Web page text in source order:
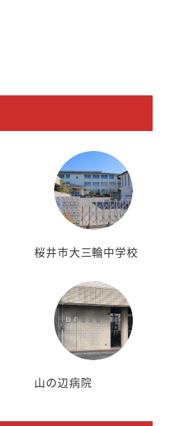
桜井市大三輪中学校
山の辺病院